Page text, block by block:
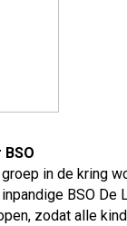
in de kring
BSO De
zodat alle